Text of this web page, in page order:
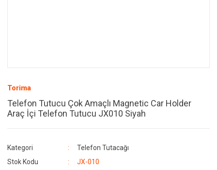
Torima
Telefon Tutucu Çok Amaçlı Magnetic Car Holder
Araç İçi Telefon Tutucu JX010 Siyah
Kategori
Telefon Tutacağı
Stok Kodu
JX-010